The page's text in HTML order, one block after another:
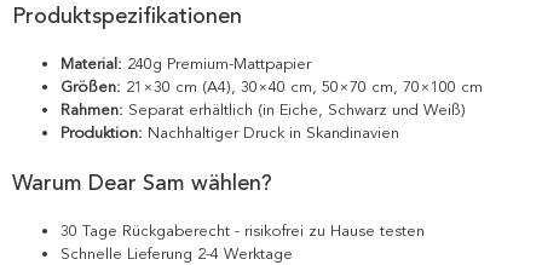
Produktspezifikationen
Material: 240g Premium-Mattpapier
Größen: 21×30 cm (A4), 30×40 cm, 50×70 cm, 70×100 cm
Rahmen: Separat erhältlich (in Eiche, Schwarz und Weiß)
Produktion: Nachhaltiger Druck in Skandinavien
Warum Dear Sam wählen?
30 Tage Rückgaberecht - risikofrei zu Hause testen
Schnelle Lieferung 2-4 Werktage